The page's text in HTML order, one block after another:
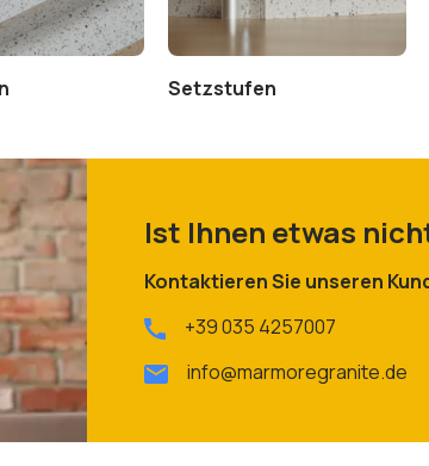
Setzstufen
Ist Ihnen etwas
Kontaktieren Sie unseren
+39 035 4257007
info@marmoregranite.de